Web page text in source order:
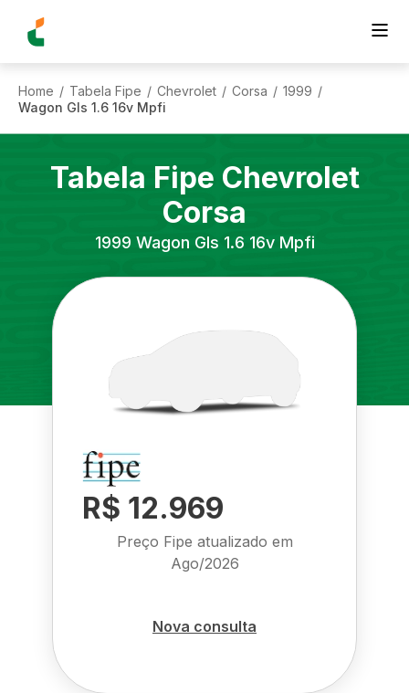
Home / Tabela Fipe / Chevrolet / Corsa / 1999 /
Wagon Gls 1.6 16v Mpfi
Tabela Fipe Chevrolet
Corsa
1999 Wagon Gls 1.6 16v Mpfi
R$ 12.969
Preço Fipe atualizado em
Ago/2026
Nova consulta